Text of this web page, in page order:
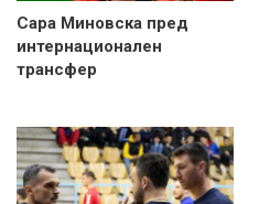
Сара Миновска пред
интернационален
трансфер